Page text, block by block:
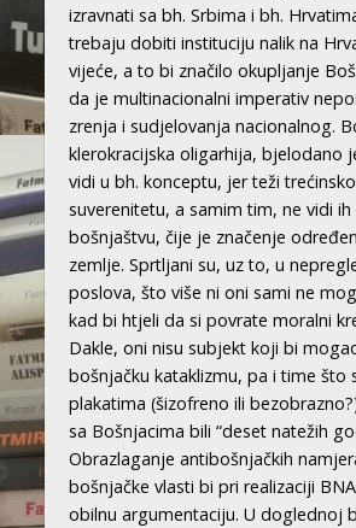
izravnati sa bh. Srbima i bh.
trebaju dobiti instituciju nalik na
vijeće, a to bi značilo okupljanje
da je multinacionalni imperativ
zrenja i sudjelovanja nacionalnog.
klerokracijska oligarhija, bjelodano
vidi u bh. konceptu, jer teži
suverenitetu, a samim tim, ne vidi ih
bošnjaštvu, čije je značenje
zemlje. Sprtljani su, uz to, u
poslova, što više ni oni sami ne
kad bi htjeli da si povrate moralni
Dakle, oni nisu subjekt koji bi
bošnjačku kataklizmu, pa i time što
plakatima (šizofreno ili
sa Bošnjacima bili “deset natežih
Obrazlaganje antibošnjačkih
bošnjačke vlasti bi pri realizaciji
obilnu argumentaciju. U doglednoj